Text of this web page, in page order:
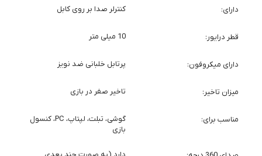
دارای کنترلر صدا بر روی کابل
قطر درایور 10 میلی متر
دارای میکروفون پرتابل خلبانی ضد نویز
میزان تاخیر تاخیر صفر در بازی
مناسب برای
گوشی، تبلت، لپتاپ، PC، کنسول
بازی